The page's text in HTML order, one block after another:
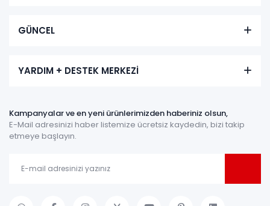
GÜNCEL
YARDIM + DESTEK MERKEZİ
Kampanyalar ve en yeni ürünlerimizden haberiniz olsun,
E-Mail adresinizi haber listemize ücretsiz kaydedin, bizi takip
etmeye başlayın.